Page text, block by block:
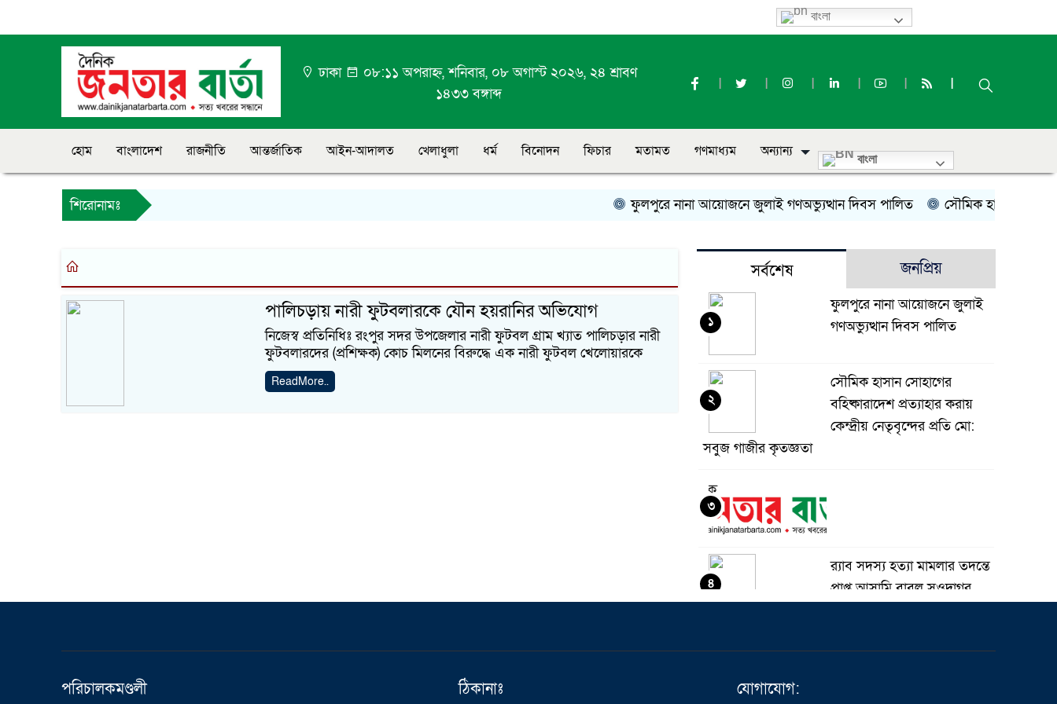
বাংলা
ঢাকা
০৮:১১ অপরাহ্ন, শনিবার, ০৮ অগাস্ট ২০২৬, ২৪ শ্রাবণ
১৪৩৩ বঙ্গাব্দ
হোম বাংলাদেশ রাজনীতি আন্তর্জাতিক আইন-আদালত খেলাধুলা ধর্ম বিনোদন ফিচার মতামত গণমাধ্যম অন্যান্য বাংলা
শিরোনামঃ ফুলপুরে নানা আয়োজনে জুলাই গণঅভ্যুত্থান দিবস পালিত সৌমিক হাসান সোহাগের
পালিচড়ায় নারী ফুটবলারকে যৌন হয়রানির অভিযোগ
নিজেস্ব প্রতিনিধিঃ রংপুর সদর উপজেলার নারী ফুটবল গ্রাম খ্যাত পালিচড়ার নারী
ফুটবলারদের (প্রশিক্ষক) কোচ মিলনের বিরুদ্ধে এক নারী ফুটবল খেলোয়ারকে
ReadMore..
সর্বশেষ জনপ্রিয়
ফুলপুরে নানা আয়োজনে জুলাই
গণঅভ্যুত্থান দিবস পালিত
১
সৌমিক হাসান সোহাগের
বহিষ্কারাদেশ প্রত্যাহার করায়
কেন্দ্রীয় নেতৃবৃন্দের প্রতি মো:
সবুজ গাজীর কৃতজ্ঞতা
২
৩
র‌্যাব সদস্য হত্যা মামলার তদন্তে
প্রাপ্ত আসামি বাবুল সওদাগর
৪
মধুপুরে চাঁদের হাঁসি রেস্টুরেন্ট
পরিচালকমণ্ডলী ঠিকানাঃ যোগাযোগ: